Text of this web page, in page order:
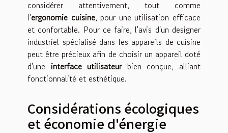
considérer attentivement, tout comme
l'ergonomie cuisine, pour une utilisation efficace
et confortable. Pour ce faire, l'avis d'un designer
industriel spécialisé dans les appareils de cuisine
peut être précieux afin de choisir un appareil doté
d'une interface utilisateurbien conçue, alliant
fonctionnalité et esthétique.
Considérations écologiques
et économie d'énergie